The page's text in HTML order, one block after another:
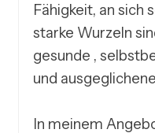
Fähigkeit, an sich
starke Wurzeln
gesunde ,
und
In meinem